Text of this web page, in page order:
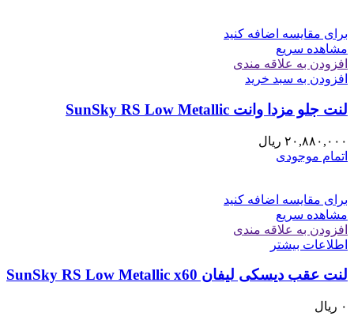
برای مقایسه اضافه کنید
مشاهده سریع
افزودن به علاقه مندی
افزودن به سبد خرید
لنت جلو مزدا وانت SunSky RS Low Metallic
۲۰,۸۸۰,۰۰۰ ریال
اتمام موجودی
برای مقایسه اضافه کنید
مشاهده سریع
افزودن به علاقه مندی
اطلاعات بیشتر
لنت عقب دیسکی ليفان SunSky RS Low Metallic x60
۰ ریال